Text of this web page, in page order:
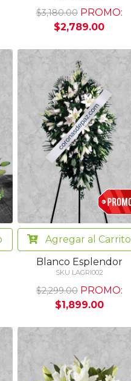
$3,180.00 PROMO:
$2,789.00
Agregaral Carrito
Blanco Esplendor
SKU LAGRI002
$2,299.00 PROMO:
$1,899.00